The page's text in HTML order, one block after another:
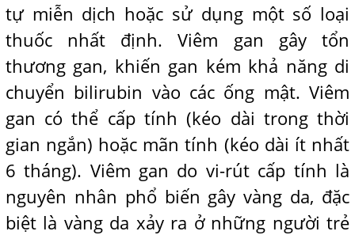
tự miễn dịch hoặc sử dụng một số loại
thuốc nhất định. Viêm gan gây tổn
thương gan, khiến gan kém khả năng di
chuyển bilirubin vào các ống mật. Viêm
gan có thể cấp tính (kéo dài trong thời
gian ngắn) hoặc mãn tính (kéo dài ít nhất
6 tháng). Viêm gan do vi-rút cấp tính là
nguyên nhân phổ biến gây vàng da, đặc
biệt là vàng da xảy ra ở những người trẻ